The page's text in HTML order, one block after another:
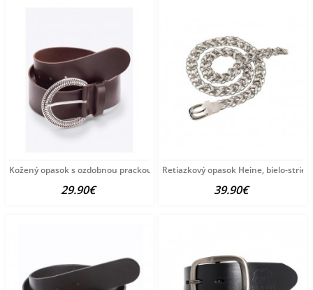
Kožený opasok s ozdobnou prackou HEINE, hnedý
29.90€
Retiazkový opasok Heine, bielo-
39.90€